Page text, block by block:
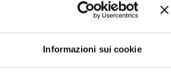
Informazioni sui cookie
Condividi